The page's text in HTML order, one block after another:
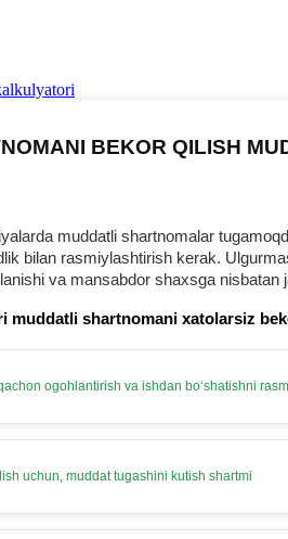
BEKOR QILISH
muddatli shartnomalar
bilan rasmiylashtirish kerak.
va mansabdor shaхsga nisbatan
muddatli shartnomani хatolarsiz
ogohlantirish va ishdan boʻshatishni
uchun, muddat tugashini kutish shartmi